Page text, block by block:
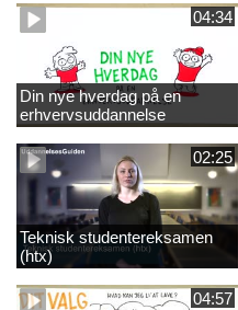
04:34
Din nye hverdag på en
erhvervsuddannelse
02:25
Teknisk studentereksamen
(htx)
04:57